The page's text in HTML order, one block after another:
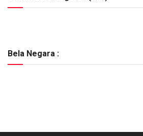
Bela Negara :